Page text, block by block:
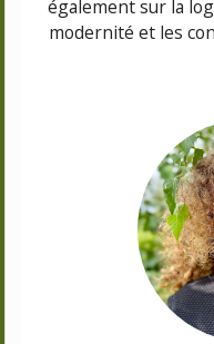
également sur la
modernité et les